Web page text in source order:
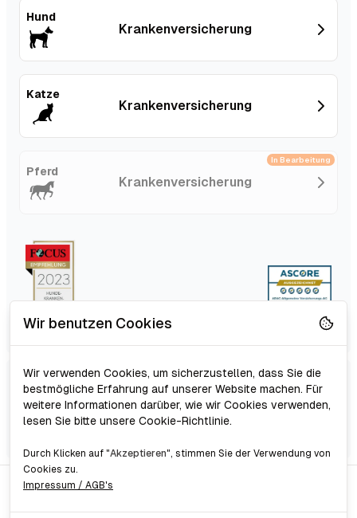
Wir benutzen Cookies
Wir verwenden Cookies, um sicherzustellen, dass Sie die
bestmögliche Erfahrung auf unserer Website machen. Für
weitere Informationen darüber, wie wir Cookies verwenden,
lesen Sie bitte unsere Cookie-Richtlinie.
Durch Klicken auf "Akzeptieren", stimmen Sie der Verwendung von
Cookies zu.
Impressum / AGB's
Hund
Kranken­versicherung
Katze
Kranken­versicherung
In Bearbeitung
Pferd
Kranken­versicherung
Online Vergleich
Schutz für Hund,
Katze & Pferd
© Tierversicherung-Advisor.de | Designed mit ❤️ zum